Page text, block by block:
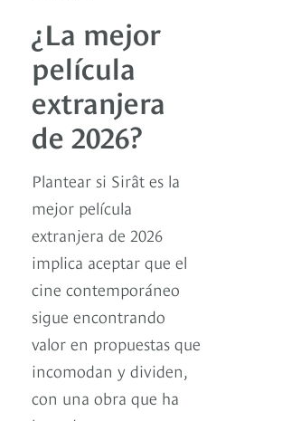
¿La mejor
película
extranjera
de 2026?
Plantear si Sirât es la
mejor película
extranjera de 2026
implica aceptar que el
cine contemporáneo
sigue encontrando
valor en propuestas que
incomodan y dividen,
con una obra que ha